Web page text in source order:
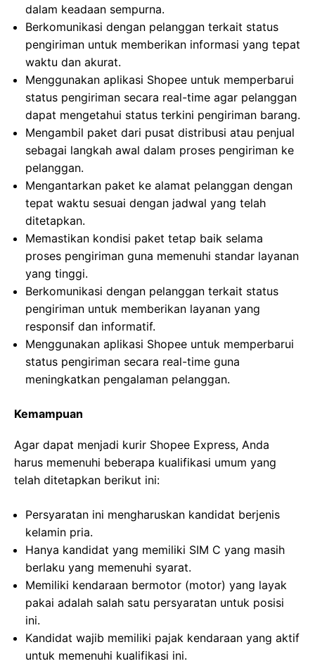
dalam keadaan sempurna.
Berkomunikasi dengan pelanggan terkait status
pengiriman untuk memberikan informasi yang tepat
waktu dan akurat.
Menggunakan aplikasi Shopee untuk memperbarui
status pengiriman secara real-time agar pelanggan
dapat mengetahui status terkini pengiriman barang.
Mengambil paket dari pusat distribusi atau penjual
sebagai langkah awal dalam proses pengiriman ke
pelanggan.
Mengantarkan paket ke alamat pelanggan dengan
tepat waktu sesuai dengan jadwal yang telah
ditetapkan.
Memastikan kondisi paket tetap baik selama
proses pengiriman guna memenuhi standar layanan
yang tinggi.
Berkomunikasi dengan pelanggan terkait status
pengiriman untuk memberikan layanan yang
responsif dan informatif.
Menggunakan aplikasi Shopee untuk memperbarui
status pengiriman secara real-time guna
meningkatkan pengalaman pelanggan.
Kemampuan
Agar dapat menjadi kurir Shopee Express, Anda
harus memenuhi beberapa kualifikasi umum yang
telah ditetapkan berikut ini:
Persyaratan ini mengharuskan kandidat berjenis
kelamin pria.
Hanya kandidat yang memiliki SIM C yang masih
berlaku yang memenuhi syarat.
Memiliki kendaraan bermotor (motor) yang layak
pakai adalah salah satu persyaratan untuk posisi
ini.
Kandidat wajib memiliki pajak kendaraan yang aktif
untuk memenuhi kualifikasi ini.